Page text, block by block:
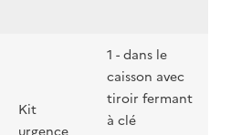
Kit
1 - dans le
caisson avec
tiroir fermant
à clé